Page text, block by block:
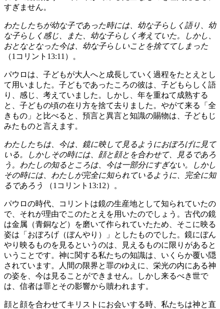
すぎません。
わたしたちが幼な子であった時には、幼な子らしく語り、幼
な子らしく感じ、また、幼な子らしく考えていた。しかし、
おとなとなった今は、幼な子らしいことを捨ててしまった
（1コリント13:11）。
パウロは、子どもが大人へと成長していく過程をたとえとし
て用いました。子どもであったころの彼は、子どもらしく語
り、感じ、考えていました。しかし、年を重ねて成熟する
と、子どもの頃の在り方を捨て去りました。やがて来る「全
きもの」と比べると、預言と異言と知識の賜物は、子どもじ
みたものと言えます。
わたしたちは、今は、鏡に映して見るようにおぼろげに見て
いる。しかしその時には、顔と顔とを合わせて、見るであろ
う。わたしの知るところは、今は一部分にすぎない。しかし
その時には、わたしが完全に知られているように、完全に知
るであろう
（1コリント13:12）。
パウロの時代、コリントは鏡の生産地として知られていたの
で、それが理由でこのたとえを用いたのでしょう。古代の鏡
は金属（青銅など）を磨いて作られていたため、そこに映る
姿は「おぼろげ（ぼんやり）」としたものでした。鏡にぼん
やり映るものを見るというのは、見えるものに限りがあると
いうことです。神に関する私たちの知識は、いくらか覆い隠
されています。人間の限界と罪のゆえに、栄光の内にある神
の姿を、今は見ることができません。しかし来るべき世で
は、信者は罪とその影響から贖われます。
顔と顔を合わせてキリストにお会いする時、私たちは神と直